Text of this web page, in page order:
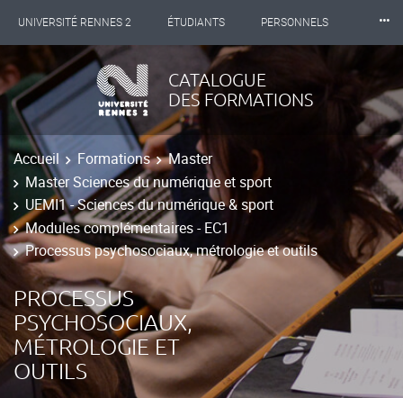
UNIVERSITÉ RENNES 2 ÉTUDIANTS PERSONNELS
INTERNATIONAL PROFESSIONNELS
LES NOUVELLES DE RENNES 2
⸱⸱⸱
CATALOGUE
DES FORMATIONS
Accueil Formations
Master
Master Sciences du numérique et sport
UEMI1 - Sciences du numérique & sport
Modules complémentaires - EC1
Processus psychosociaux, métrologie et outils
PROCESSUS
PSYCHOSOCIAUX,
MÉTROLOGIE ET
OUTILS